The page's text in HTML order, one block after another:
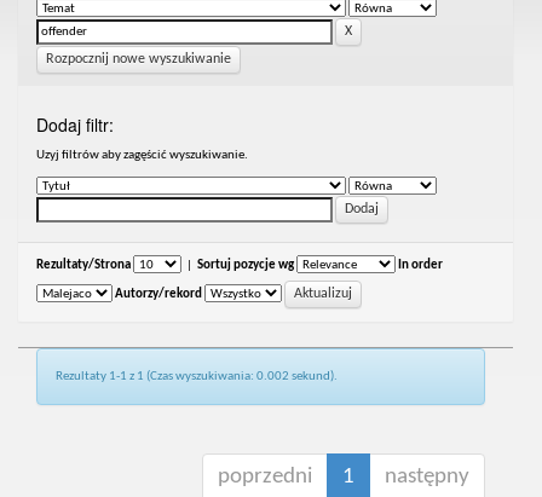
Rozpocznij nowe wyszukiwanie
Dodaj filtr:
Uzyj filtrów aby zagęścić wyszukiwanie.
Rezultaty/Strona Sortuj pozycje wg In order
Autorzy/rekord
Rezultaty 1-1 z 1 (Czas wyszukiwania: 0.002 sekund).
poprzedni 1 następny